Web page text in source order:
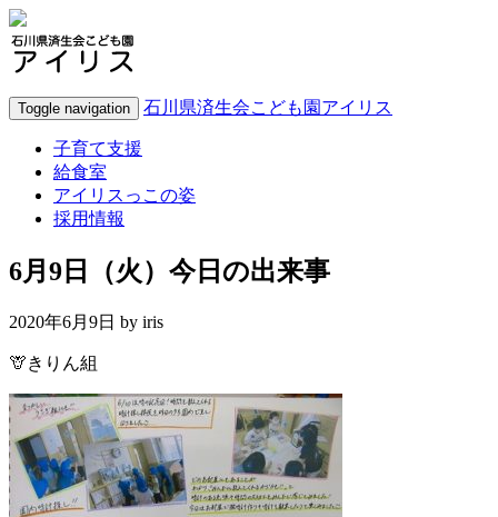
Toggle navigation 石川県済生会こども園アイリス
子育て支援
給食室
アイリスっこの姿
採用情報
6月9日（火）今日の出来事
2020年6月9日 by iris
🦒きりん組